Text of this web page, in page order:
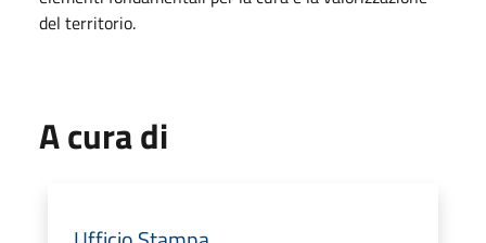
del territorio.
A cura di